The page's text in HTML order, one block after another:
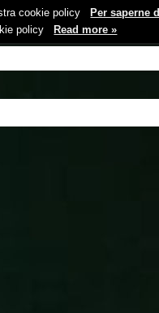
cookie policy
Per saperne
policy
Read more »